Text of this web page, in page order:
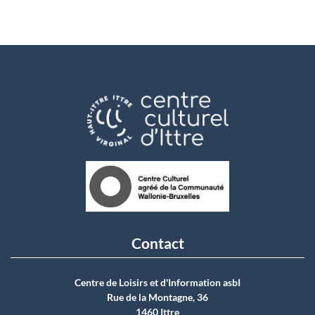
Contact
Centre de Loisirs et d'Information asbI
Rue de la Montagne, 36
1460 Ittre